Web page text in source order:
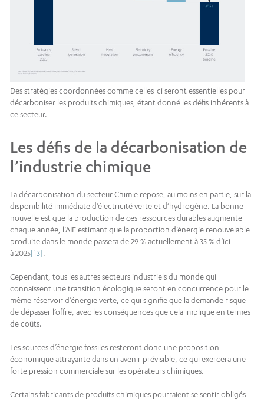
Des stratégies coordonnées comme celles-ci seront essentielles pour
décarboniser les produits chimiques, étant donné les défis inhérents à
ce secteur.
Les défis de la décarbonisation de
l’industrie chimique
La décarbonisation du secteur Chimie repose, au moins en partie, sur la
disponibilité immédiate d’électricité verte et d’hydrogène. La bonne
nouvelle est que la production de ces ressources durables augmente
chaque année, l’AIE estimant que la proportion d’énergie renouvelable
produite dans le monde passera de 29 % actuellement à 35 % d’ici
à 2025[13].
Cependant, tous les autres secteurs industriels du monde qui
connaissent une transition écologique seront en concurrence pour le
même réservoir d’énergie verte, ce qui signifie que la demande risque
de dépasser l’offre, avec les conséquences que cela implique en termes
de coûts.
Les sources d’énergie fossiles resteront donc une proposition
économique attrayante dans un avenir prévisible, ce qui exercera une
forte pression commerciale sur les opérateurs chimiques.
Certains fabricants de produits chimiques pourraient se sentir obligés